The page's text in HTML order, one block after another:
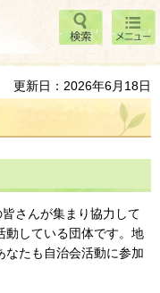
検索
メニ
ュー
更新日：2026年6月18日
さんが集まり協力して
動している団体です。地
なたも自治会活動に参加